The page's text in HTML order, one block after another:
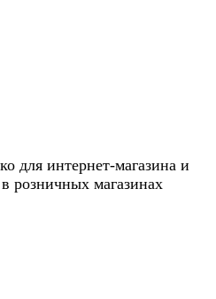
для интернет-магазина и
розничных магазинах